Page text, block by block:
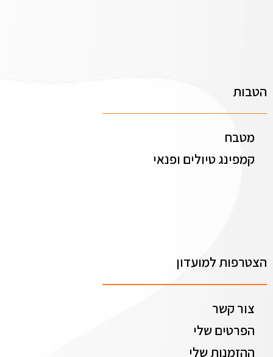
הטבות
מטבח
קמפינג טיולים ופנאי
הצטרפות למועדון
צור קשר
הפרטים שלי
ההזמנות שלי